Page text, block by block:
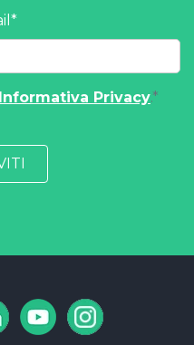
*
Informativa Privacy.*